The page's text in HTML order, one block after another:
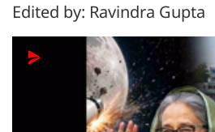
Edited by: Ravindra Gupta